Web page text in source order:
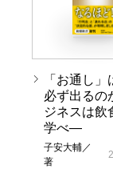
「お通し
必ず出る
ジネスは飲
学べ―
子安大輔／
著